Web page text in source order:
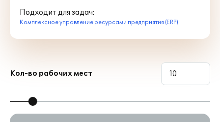
Подходит для задач:
Комплексное управление ресурсами предприятия (ERP)
Кол-во рабочих мест